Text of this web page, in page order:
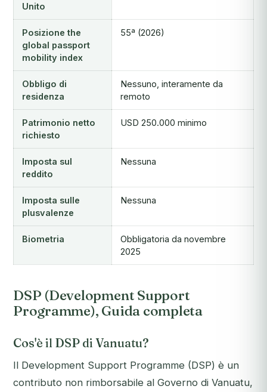
Unito
Posizione the
global passport
mobility index
55ª (2026)
Obbligo di
residenza
Nessuno, interamente da
remoto
Patrimonio netto
richiesto
USD 250.000 minimo
Imposta sul
reddito
Nessuna
Imposta sulle
plusvalenze
Nessuna
Biometria
Obbligatoria da novembre
2025
DSP (Development Support
Programme), Guida completa
Cos'è il DSP di Vanuatu?
Il Development Support Programme (DSP) è un
contributo non rimborsabile al Governo di Vanuatu,